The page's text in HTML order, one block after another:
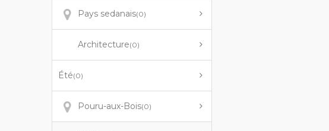
Pays sedanais(0)
Architecture(0)
Été(0)
Pouru-aux-Bois(0)